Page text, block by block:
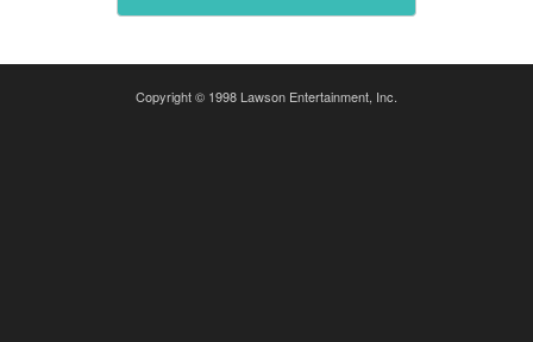
Copyright © 1998 Lawson Entertainment, Inc.